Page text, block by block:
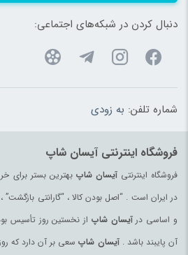
دنبال کردن در شبکه‌های اجتماعی:
شماره تلفن: به زودی
فروشگاه اینترنتی آیسان شاپ
فروشگاه اینترنتیآیسان شاپبهترین بستر برای
در ایران است . “اصل بودن کالا ، “گارانتی
و اساسی درآیسان شاپ از نخستین روز تأسیس
آن پایبند باشد .آیسان شاپ سعی بر آن دارد که